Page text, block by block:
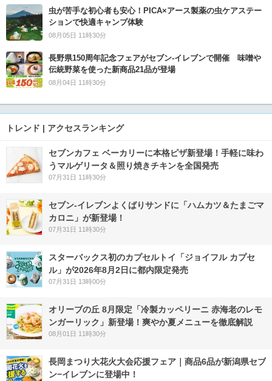
虫が苦手な初心者も安心！PICA×アース製薬の虫ケアステー
ションで快適キャンプ体験
08月05日 11時30分
長野県150周年記念フェアがセブン-イレブンで開催 味噌や
伝統野菜を使った新商品21品が登場
08月04日 11時30分
トレンド | アクセスランキング
セブンカフェ ベーカリーに本格ピザ新登場！手軽に味わ
うマルゲリータ＆照り焼きチキンを全国発売
07月31日 11時30分
セブン‐イレブンよくばりサンドに「ハムカツ＆たまごマ
カロニ」が新登場！
07月31日 11時30分
スターバックス初のカプセルトイ「ジョイフル カプセ
ル」が2026年8月2日に都内限定発売
07月31日 13時00分
オリーブの丘 8月限定「冷製カッペリーニ 赤海老のレモ
ンガーリック」新登場！爽やか夏メニューを徹底解説
08月01日 11時30分
長岡まつり大花火大会応援フェア｜商品6品が新潟県セブ
ン−イレブンに登場中！